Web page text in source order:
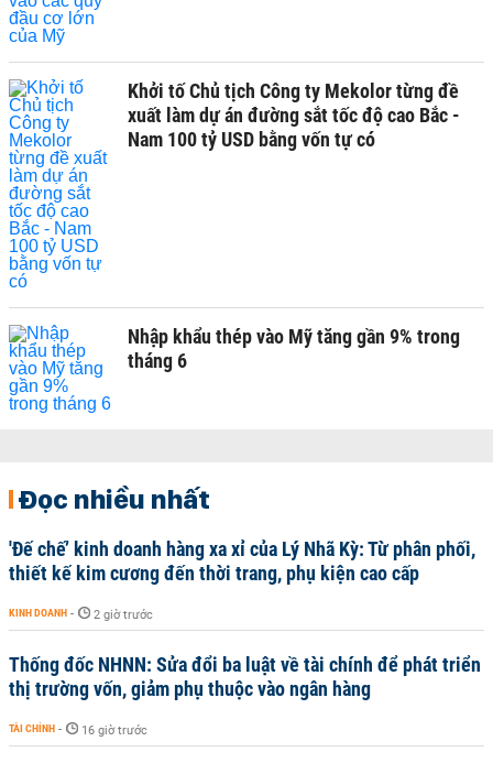
Khởi tố Chủ tịch Công ty Mekolor từng đề
xuất làm dự án đường sắt tốc độ cao Bắc -
Nam 100 tỷ USD bằng vốn tự có
Nhập khẩu thép vào Mỹ tăng gần 9% trong
tháng 6
Đọc nhiều nhất
'Đế chế’ kinh doanh hàng xa xỉ của Lý Nhã Kỳ: Từ phân phối,
thiết kế kim cương đến thời trang, phụ kiện cao cấp
KINH DOANH - 2 giờ trước
Thống đốc NHNN: Sửa đổi ba luật về tài chính để phát triển
thị trường vốn, giảm phụ thuộc vào ngân hàng
TÀI CHÍNH - 16 giờ trước